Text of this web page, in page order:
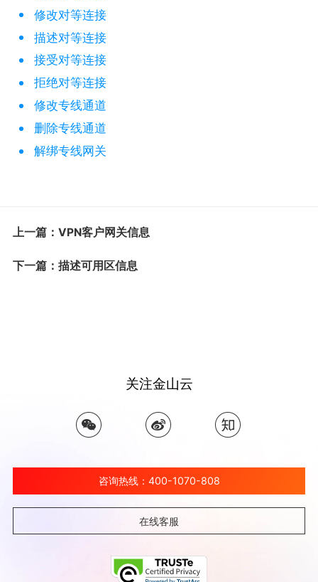
修改对等连接
描述对等连接
接受对等连接
拒绝对等连接
修改专线通道
删除专线通道
解绑专线网关
上一篇：VPN客户网关信息
下一篇：描述可用区信息
关注金山云
咨询热线：400-1070-808
在线客服